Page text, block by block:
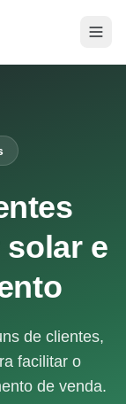
e
de clientes,
facilitar o
de venda.